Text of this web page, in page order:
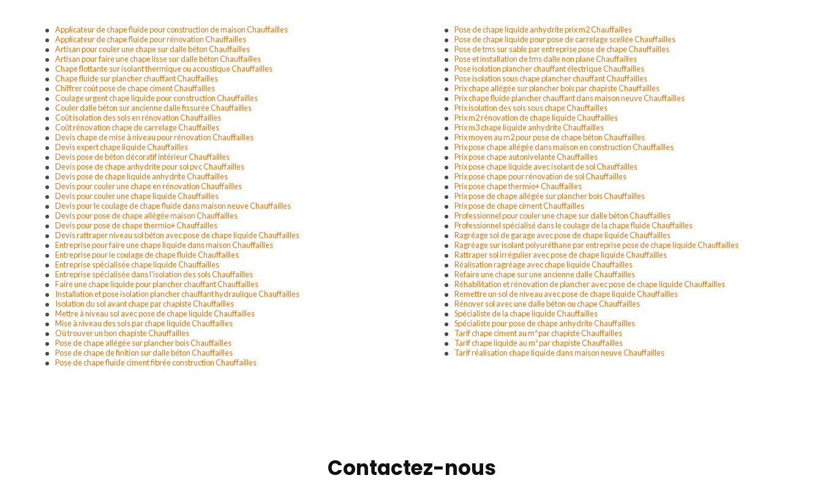
Applicateur de chape fluide pour construction de maison Chauffailles
Applicateur de chape fluide pour rénovation Chauffailles
Artisan pour couler une chape sur dalle béton Chauffailles
Artisan pour faire une chape lisse sur dalle béton Chauffailles
Chape flottante sur isolant thermique ou acoustique Chauffailles
Chape fluide sur plancher chauffant Chauffailles
Chiffrer coût pose de chape ciment Chauffailles
Coulage urgent chape liquide pour construction Chauffailles
Couler dalle béton sur ancienne dalle fissurée Chauffailles
Coût isolation des sols en rénovation Chauffailles
Coût rénovation chape de carrelage Chauffailles
Devis chape de mise à niveau pour rénovation Chauffailles
Devis expert chape liquide Chauffailles
Devis pose de béton décoratif intérieur Chauffailles
Devis pose de chape anhydrite pour sol pvc Chauffailles
Devis pose de chape liquide anhydrite Chauffailles
Devis pour couler une chape en rénovation Chauffailles
Devis pour couler une chape liquide Chauffailles
Devis pour le coulage de chape fluide dans maison neuve Chauffailles
Devis pour pose de chape allégée maison Chauffailles
Devis pour pose de chape thermio+ Chauffailles
Devis rattraper niveau sol béton avec pose de chape liquide Chauffailles
Entreprise pour faire une chape liquide dans maison Chauffailles
Entreprise pour le coulage de chape fluide Chauffailles
Entreprise spécialisée chape liquide Chauffailles
Entreprise spécialisée dans l'isolation des sols Chauffailles
Faire une chape liquide pour plancher chauffant Chauffailles
Installation et pose isolation plancher chauffant hydraulique Chauffailles
Isolation du sol avant chape par chapiste Chauffailles
Mettre à niveau sol avec pose de chape liquide Chauffailles
Mise à niveau des sols par chape liquide Chauffailles
Où trouver un bon chapiste Chauffailles
Pose de chape allégée sur plancher bois Chauffailles
Pose de chape de finition sur dalle béton Chauffailles
Pose de chape fluide ciment fibrée construction Chauffailles
Pose de chape liquide anhydrite prix m2 Chauffailles
Pose de chape liquide pour pose de carrelage scellée Chauffailles
Pose de tms sur sable par entreprise pose de chape Chauffailles
Pose et installation de tms dalle non plane Chauffailles
Pose isolation plancher chauffant électrique Chauffailles
Pose isolation sous chape plancher chauffant Chauffailles
Prix chape allégée sur plancher bois par chapiste Chauffailles
Prix chape fluide plancher chauffant dans maison neuve Chauffailles
Prix isolation des sols sous chape Chauffailles
Prix m2 rénovation de chape liquide Chauffailles
Prix m3 chape liquide anhydrite Chauffailles
Prix moyen au m2 pour pose de chape béton Chauffailles
Prix pose chape allégée dans maison en construction Chauffailles
Prix pose chape autonivelante Chauffailles
Prix pose chape liquide avec isolant de sol Chauffailles
Prix pose chape pour rénovation de sol Chauffailles
Prix pose chape thermio+ Chauffailles
Prix pose de chape allégée sur plancher bois Chauffailles
Prix pose de chape ciment Chauffailles
Professionnel pour couler une chape sur dalle béton Chauffailles
Professionnel spécialisé dans le coulage de la chape fluide Chauffailles
Ragréage sol de garage avec pose de chape liquide Chauffailles
Ragréage sur isolant polyuréthane par entreprise pose de chape liquide Chauffailles
Rattraper sol irrégulier avec pose de chape liquide Chauffailles
Réalisation ragréage avec chape liquide Chauffailles
Refaire une chape sur une ancienne dalle Chauffailles
Réhabilitation et rénovation de plancher avec pose de chape liquide Chauffailles
Remettre un sol de niveau avec pose de chape liquide Chauffailles
Rénover sol avec une dalle béton ou chape Chauffailles
Spécialiste de la chape liquide Chauffailles
Spécialiste pour pose de chape anhydrite Chauffailles
Tarif chape ciment au m² par chapiste Chauffailles
Tarif chape liquide au m² par chapiste Chauffailles
Tarif réalisation chape liquide dans maison neuve Chauffailles
Contactez-nous